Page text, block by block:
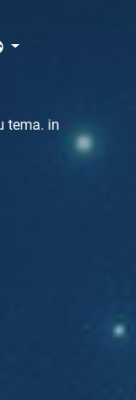
tema. in